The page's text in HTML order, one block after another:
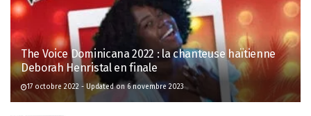
The Voice Dominicana 2022 : la chanteuse haïtienne
Deborah Henristal en finale
17 octobre 2022 - Updated on 6 novembre 2023